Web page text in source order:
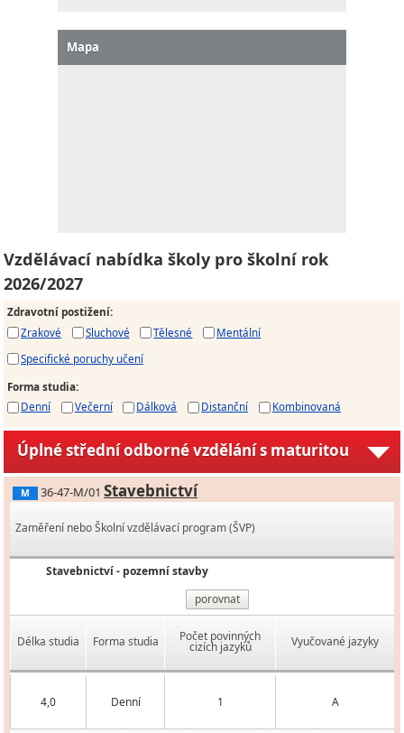
Mapa
Vzdělávací nabídka školy pro školní rok
2026/2027
Zdravotní postižení:
Zrakové
Sluchové Tělesné
Mentální
Specifické poruchy učení
Forma studia:
Denní
Večerní Dálková Distanční Kombinovaná
Úplné střední odborné vzdělání s maturitou
M 36-47-M/01 Stavebnictví
Zaměření nebo Školní vzdělávací program (ŠVP)
Stavebnictví - pozemní stavby
porovnat
Délka studia Forma studia Počet povinných
cizích jazyků Vyučované jazyky
4,0 Denní 1 A